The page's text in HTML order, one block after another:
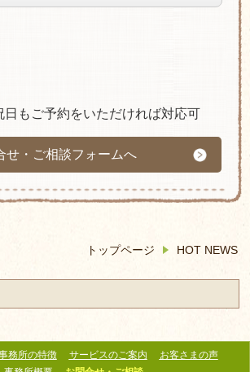
日もご予約をいただければ対応可
せ・ご相談フォームへ
トップページ HOT NEWS
務所の特徴 サービスのご案内
お客さまの声